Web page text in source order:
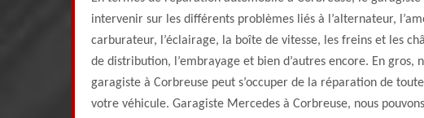
intervenir sur les différents problèmes liés à l’alternateur,
carburateur, l’éclairage, la boîte de vitesse, les freins et les
de distribution, l’embrayage et bien d’autres encore. En gros,
garagiste à Corbreuse peut s’occuper de la réparation de
votre véhicule. Garagiste Mercedes à Corbreuse, nous